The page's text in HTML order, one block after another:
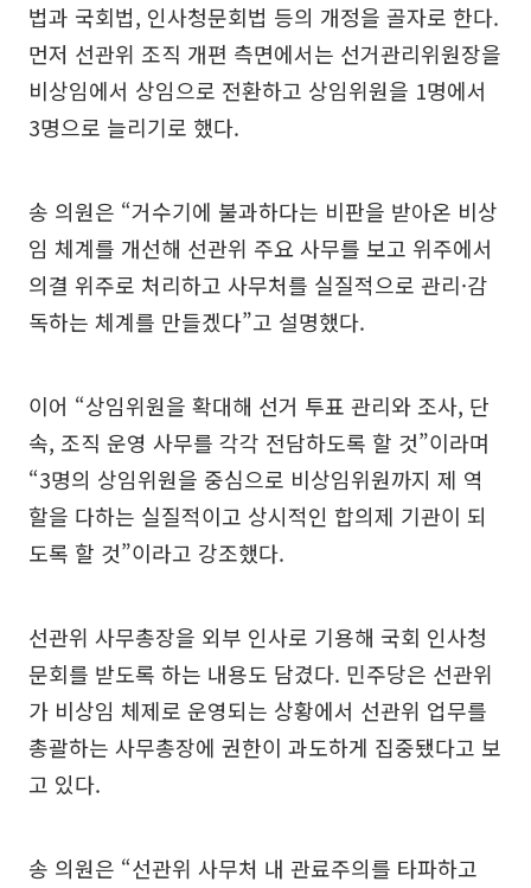
법과 국회법, 인사청문회법 등의 개정을 골자로 한다.
먼저 선관위 조직 개편 측면에서는 선거관리위원장을
비상임에서 상임으로 전환하고 상임위원을 1명에서
3명으로 늘리기로 했다.
송 의원은 “거수기에 불과하다는 비판을 받아온 비상
임 체계를 개선해 선관위 주요 사무를 보고 위주에서
의결 위주로 처리하고 사무처를 실질적으로 관리·감
독하는 체계를 만들겠다”고 설명했다.
이어 “상임위원을 확대해 선거 투표 관리와 조사, 단
속, 조직 운영 사무를 각각 전담하도록 할 것”이라며
“3명의 상임위원을 중심으로 비상임위원까지 제 역
할을 다하는 실질적이고 상시적인 합의제 기관이 되
도록 할 것”이라고 강조했다.
선관위 사무총장을 외부 인사로 기용해 국회 인사청
문회를 받도록 하는 내용도 담겼다. 민주당은 선관위
가 비상임 체제로 운영되는 상황에서 선관위 업무를
총괄하는 사무총장에 권한이 과도하게 집중됐다고 보
고 있다.
송 의원은 “선관위 사무처 내 관료주의를 타파하고